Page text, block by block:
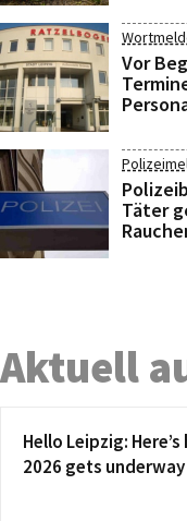
Vor
Täter
Aktuell
Hello Leipzig:
2026 gets underway